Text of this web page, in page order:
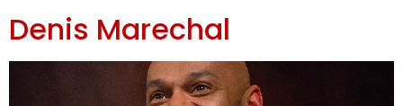
Denis Marechal